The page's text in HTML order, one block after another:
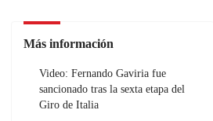
Más información
Video: Fernando Gaviria fue
sancionado tras la sexta etapa del
Giro de Italia